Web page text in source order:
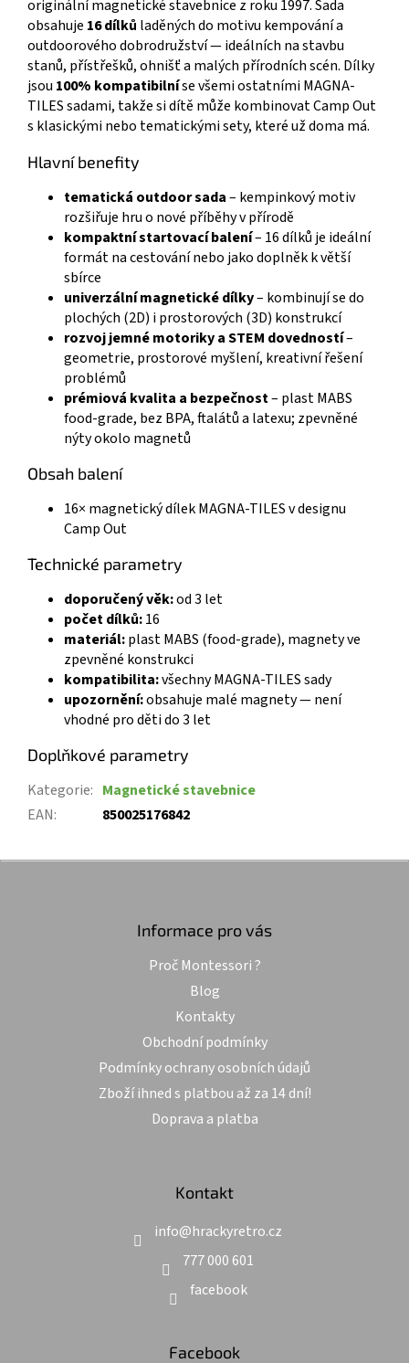
originální magnetické stavebnice z roku 1997. Sada
obsahuje 16 dílků laděných do motivu kempování a
outdoorového dobrodružství — ideálních na stavbu
stanů, přístřešků, ohnišť a malých přírodních scén. Dílky
jsou 100% kompatibilníse všemi ostatními MAGNA-
TILES sadami, takže si dítě může kombinovat Camp Out
s klasickými nebo tematickými sety, které už doma má.
Hlavní benefity
tematická outdoor sada– kempinkový motiv
rozšiřuje hru o nové příběhy v přírodě
kompaktní startovací balení– 16 dílků je ideální
formát na cestování nebo jako doplněk k větší
sbírce
univerzální magnetické dílky– kombinují se do
plochých (2D) i prostorových (3D) konstrukcí
rozvoj jemné motoriky a STEM dovedností–
geometrie, prostorové myšlení, kreativní řešení
problémů
prémiová kvalita a bezpečnost– plast MABS
food-grade, bez BPA, ftalátů a latexu; zpevněné
nýty okolo magnetů
Obsah balení
16× magnetický dílek MAGNA-TILES v designu
Camp Out
Technické parametry
doporučený věk:od 3 let
počet dílků:16
materiál:plast MABS (food-grade), magnety ve
zpevněné konstrukci
kompatibilita:všechny MAGNA-TILES sady
upozornění:obsahuje malé magnety — není
vhodné pro děti do 3 let
Doplňkové parametry
Kategorie: Magnetické stavebnice
EAN: 850025176842
Z
Informace pro vás
Proč Montessori ?
Blog
Kontakty
Obchodní podmínky
Podmínky ochrany osobních údajů
Zboží ihned s platbou až za 14 dní!
Doprava a platba
Kontakt
info@hrackyretro.cz
777 000 601
facebook
Facebook